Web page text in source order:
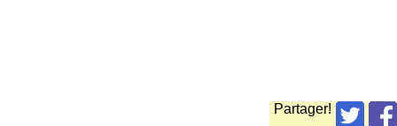
Partager!